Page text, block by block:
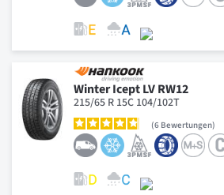
Winter Icept LV RW12
215/65 R 15C 104/102T
6 Bewertungen